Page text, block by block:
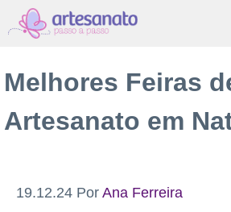
Pular
para
conteúdo
Melhores Feiras
Artesanato em
19.12.24 Por Ana Ferreira